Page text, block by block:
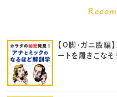
【O脚・ガニ股編
ートを履きこなそ